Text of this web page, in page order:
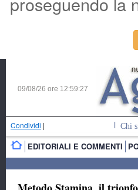
09/08/26 ore 12:59:28
Condividi | Chi
EDITORIALI E COMMENTI